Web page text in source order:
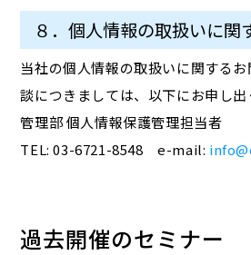
８．個人情報の取扱いに関
当社の個人情報の取扱いに関する
談につきましては、以下にお申し出
管理部 個人情報保護管理担当者
TEL: 03-6721-8548 e-mail:
過去開催のセミナー